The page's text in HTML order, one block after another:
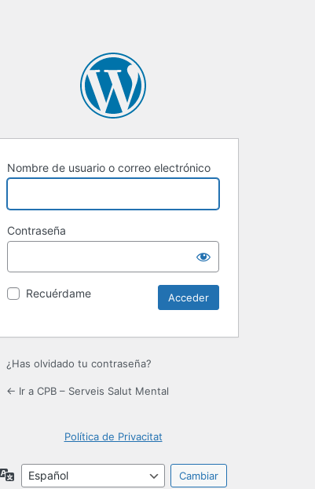
Nombre de usuario o correo electrónico
Contraseña
Recuérdame
¿Has olvidado tu contraseña?
← Ir a CPB – Serveis Salut Mental
Política de Privacitat
Idioma